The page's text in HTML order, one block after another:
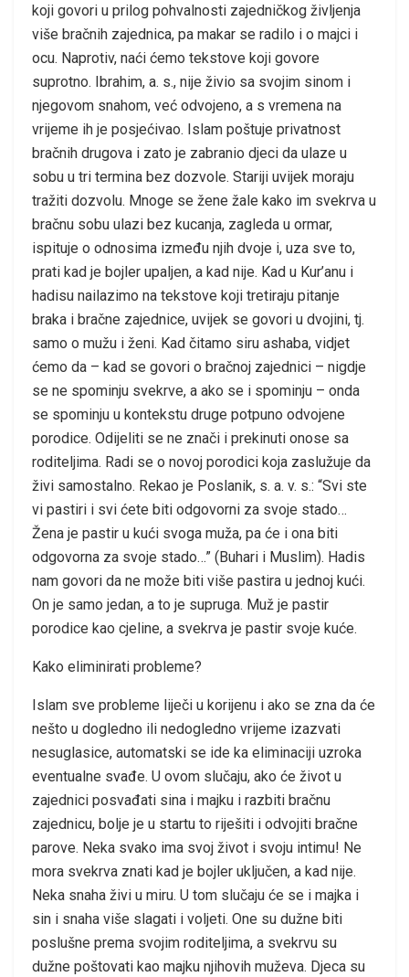
koji govori u prilog pohvalnosti zajedničkog življenja
više bračnih zajednica, pa makar se radilo i o majci i
ocu. Naprotiv, naći ćemo tekstove koji govore
suprotno. Ibrahim, a. s., nije živio sa svojim sinom i
njegovom snahom, već odvojeno, a s vremena na
vrijeme ih je posjećivao. Islam poštuje privatnost
bračnih drugova i zato je zabranio djeci da ulaze u
sobu u tri termina bez dozvole. Stariji uvijek moraju
tražiti dozvolu. Mnoge se žene žale kako im svekrva u
bračnu sobu ulazi bez kucanja, zagleda u ormar,
ispituje o odnosima između njih dvoje i, uza sve to,
prati kad je bojler upaljen, a kad nije. Kad u Kur’anu i
hadisu nailazimo na tekstove koji tretiraju pitanje
braka i bračne zajednice, uvijek se govori u dvojini, tj.
samo o mužu i ženi. Kad čitamo siru ashaba, vidjet
ćemo da – kad se govori o bračnoj zajednici – nigdje
se ne spominju svekrve, a ako se i spominju – onda
se spominju u kontekstu druge potpuno odvojene
porodice. Odijeliti se ne znači i prekinuti onose sa
roditeljima. Radi se o novoj porodici koja zaslužuje da
živi samostalno. Rekao je Poslanik, s. a. v. s.: “Svi ste
vi pastiri i svi ćete biti odgovorni za svoje stado…
Žena je pastir u kući svoga muža, pa će i ona biti
odgovorna za svoje stado…” (Buhari i Muslim). Hadis
nam govori da ne može biti više pastira u jednoj kući.
On je samo jedan, a to je supruga. Muž je pastir
porodice kao cjeline, a svekrva je pastir svoje kuće.
Kako eliminirati probleme?
Islam sve probleme liječi u korijenu i ako se zna da će
nešto u dogledno ili nedogledno vrijeme izazvati
nesuglasice, automatski se ide ka eliminaciji uzroka
eventualne svađe. U ovom slučaju, ako će život u
zajednici posvađati sina i majku i razbiti bračnu
zajednicu, bolje je u startu to riješiti i odvojiti bračne
parove. Neka svako ima svoj život i svoju intimu! Ne
mora svekrva znati kad je bojler uključen, a kad nije.
Neka snaha živi u miru. U tom slučaju će se i majka i
sin i snaha više slagati i voljeti. One su dužne biti
poslušne prema svojim roditeljima, a svekrvu su
dužne poštovati kao majku njihovih muževa. Djeca su